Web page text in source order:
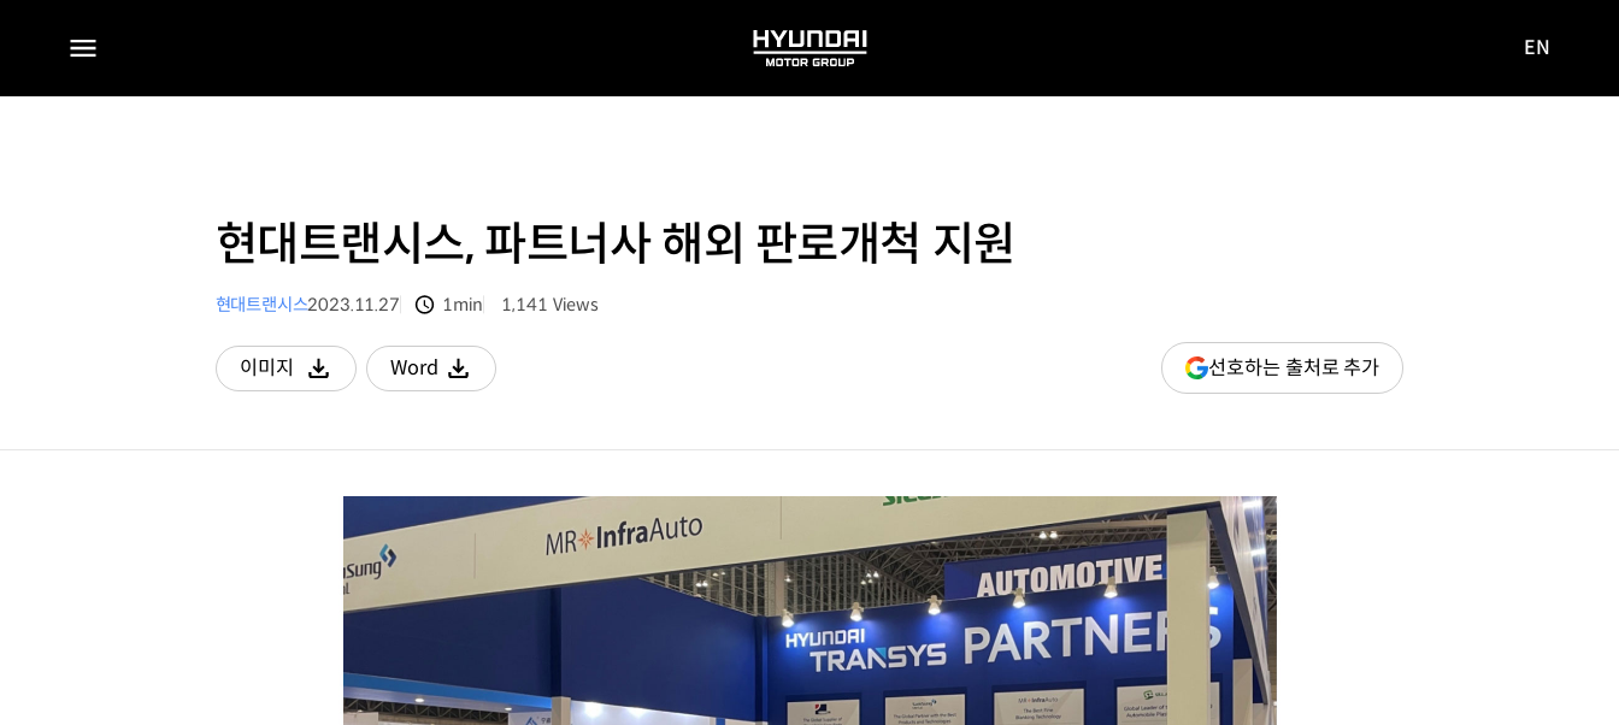
전체
HYUNDAI
MOTOR
사이트로
EN
현대트랜시스, 파트너사 해외 판로개척 지원
현대트랜시스2023.11.27 1min 1,141 Views
이미지
다운로드
Word
다운로드
선호하는 출처로 추가(새
창